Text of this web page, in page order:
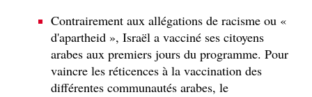
Contrairement aux allégations de racisme ou «
d'apartheid », Israël a vacciné ses citoyens
arabes aux premiers jours du programme. Pour
vaincre les réticences à la vaccination des
différentes communautés arabes, le